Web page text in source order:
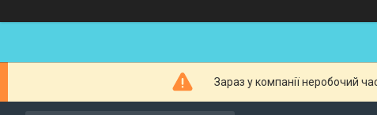
Зараз у компанії неробочий